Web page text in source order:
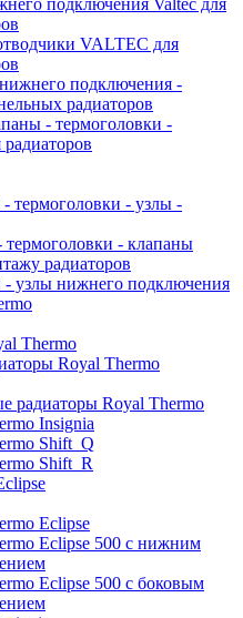
подключения Valtec для
VALTEC для
подключения -
радиаторов
- термоголовки -
термоголовки - узлы -
термоголовки - клапаны
радиаторов
- узлы нижнего подключения
Thermo
Royal Thermo
радиаторы Royal Thermo
Insignia
Shift_Q
Shift_R
Eclipse
Eclipse 500 с нижним
Eclipse 500 с боковым